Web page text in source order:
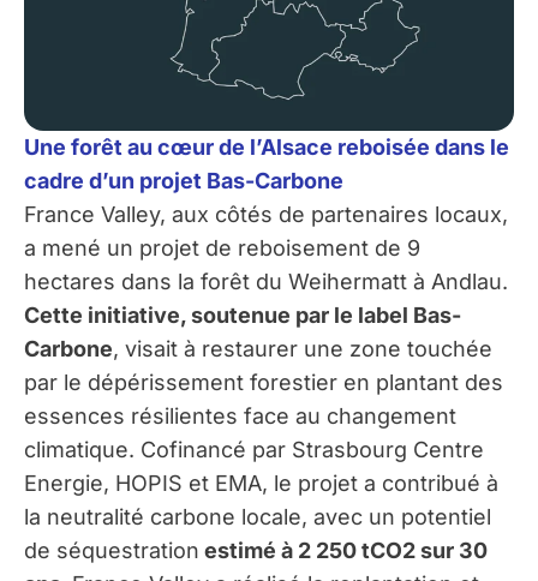
Une forêt au cœur de l’Alsace reboisée dans le
cadre d’un projet Bas-Carbone
France Valley, aux côtés de partenaires locaux,
a mené un projet de reboisement de 9
hectares dans la forêt du Weihermatt à Andlau.
Cette initiative, soutenue par le label Bas-
Carbone, visait à restaurer une zone touchée
par le dépérissement forestier en plantant des
essences résilientes face au changement
climatique. Cofinancé par Strasbourg Centre
Energie, HOPIS et EMA, le projet a contribué à
la neutralité carbone locale, avec un potentiel
de séquestration estimé à 2 250 tCO2 sur 30